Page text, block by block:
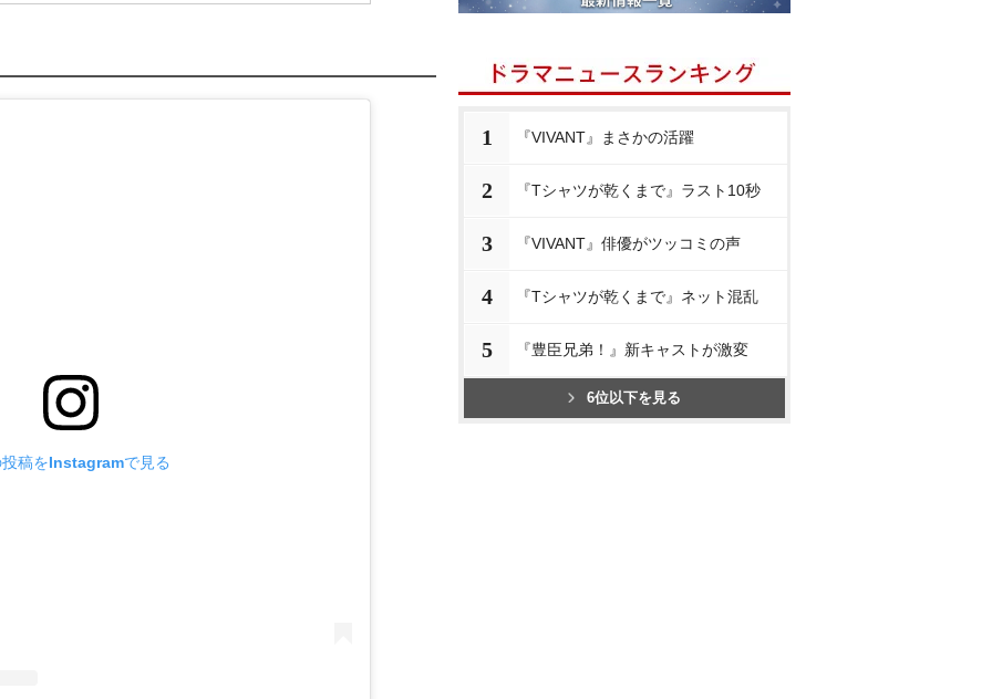
稿をInstagramで見る
1 『VIVANT』まさかの活躍
2 『Tシャツが乾くまで』ラスト10秒
3 『VIVANT』俳優がツッコミの声
4 『Tシャツが乾くまで』ネット混乱
5 『豊臣兄弟！』新キャストが激変
6位以下を見る